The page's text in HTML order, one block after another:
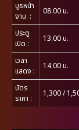
บูธหน้า
งาน : 08.00 น.
ประตู
เปิด : 13.00 น.
เวลา
แสดง : 14.00 น.
บัตร
ราคา : 1,300 /